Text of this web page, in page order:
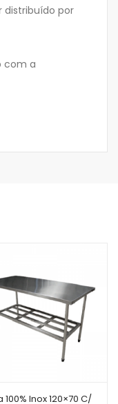
distribuído por
com a
100% Inox 120×70 C/